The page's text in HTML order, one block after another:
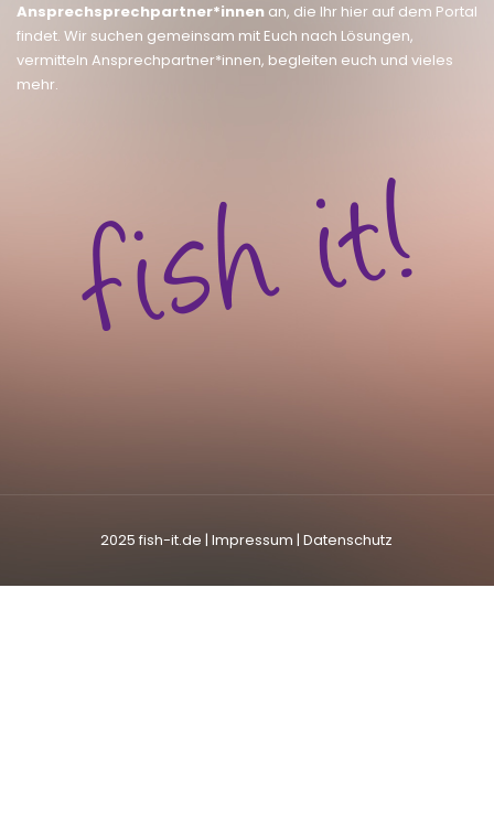
Ansprechsprechpartner*innen an, die Ihr hier auf dem Portal
findet. Wir suchen gemeinsam mit Euch nach Lösungen,
vermitteln Ansprechpartner*innen, begleiten euch und vieles
mehr.
2025 fish-it.de |lmpressum |Datenschutz